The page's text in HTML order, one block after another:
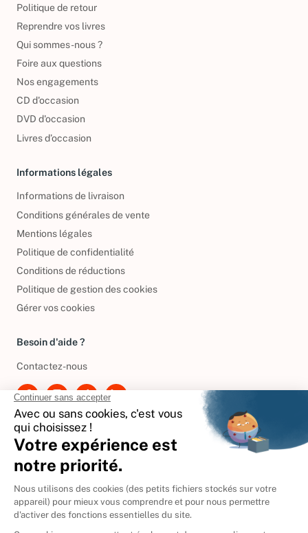
Politique de retour
Reprendre vos livres
Qui sommes-nous ?
Foire aux questions
Nos engagements
CD d'occasion
DVD d'occasion
Livres d’occasion
Informations légales
Informations de livraison
Conditions générales de vente
Mentions légales
Politique de confidentialité
Conditions de réductions
Politique de gestion des cookies
Gérer vos cookies
Besoin d'aide ?
Contactez-nous
International
🇪🇸Espagne
🇩🇪Allemagne
🇮🇹 Italie